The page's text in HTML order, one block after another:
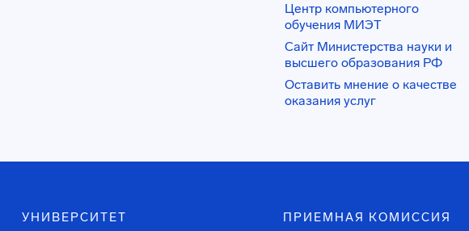
Центр компьютерного
обучения МИЭТ
Сайт Министерства науки и
высшего образования РФ
Оставить мнение о качестве
оказания услуг
УНИВЕРСИТЕТ ПРИЕМНАЯ КОМИССИЯ